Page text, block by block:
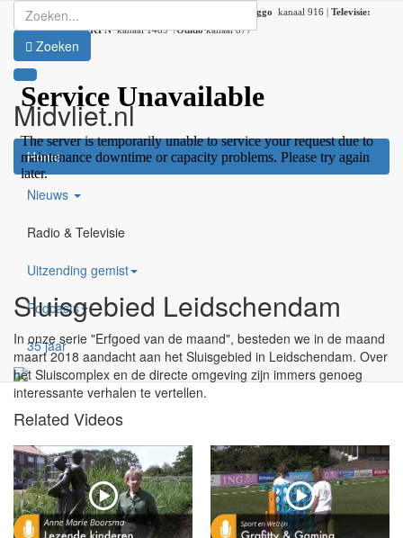
Radio:107.2 FM | Ziggo kanaal 916 | Televisie:
Ziggokanaal 41 /KPNkanaal 1489 /Odidokanaal 877
Midvliet.nl
×
Home
Nieuws
Radio & Televisie
Uitzending gemist
Podcasts
35 jaar
Zoeken
Sluisgebied Leidschendam
In onze serie "Erfgoed van de maand", besteden we in de maand
maart 2018 aandacht aan het Sluisgebied in Leidschendam. Over
het Sluiscomplex en de directe omgeving zijn immers genoeg
interessante verhalen te vertellen.
Related Videos